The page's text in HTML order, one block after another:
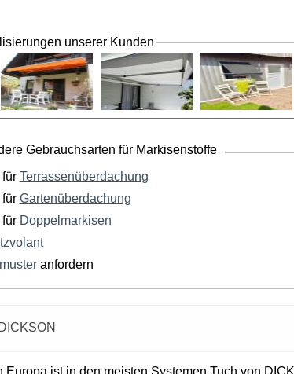
unserer Kunden
Gebrauchsarten für Markisenstoffe
für Terrassenüberdachung
für Gartenüberdachung
für Doppelmarkisen
anfordern
DICKSON
Europa ist in den meisten Systemen Tuch von